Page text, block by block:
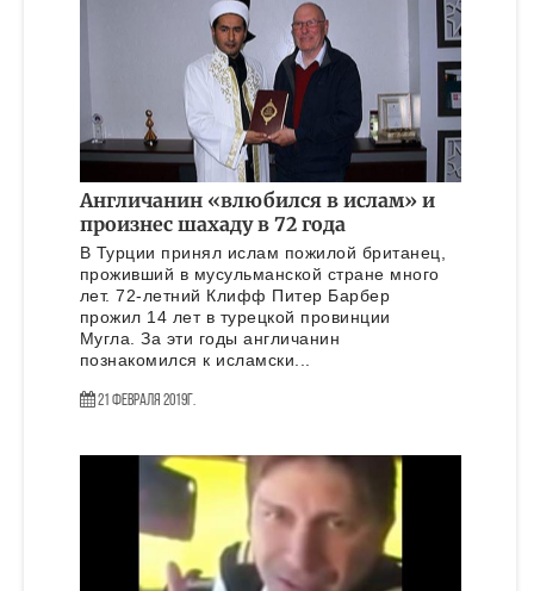
Англичанин «влюбился в ислам» и
произнес шахаду в 72 года
В Турции принял ислам пожилой британец,
проживший в мусульманской стране много
лет. 72-летний Клифф Питер Барбер
прожил 14 лет в турецкой провинции
Мугла. За эти годы англичанин
познакомился к исламски...
21 Февраля 2019г.